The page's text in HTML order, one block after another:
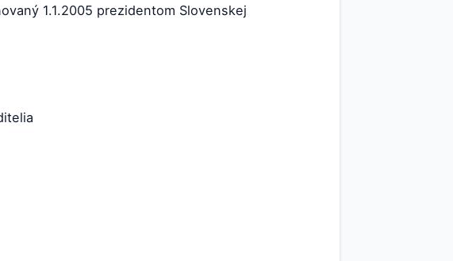
1.1.2005 prezidentom Slovenskej